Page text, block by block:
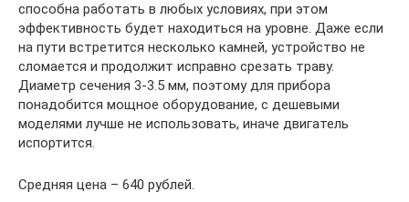
способна работать в любых условиях, при этом
эффективность будет находиться на уровне. Даже если
на пути встретится несколько камней, устройство не
сломается и продолжит исправно срезать траву.
Диаметр сечения 3-3.5 мм, поэтому для прибора
понадобится мощное оборудование, с дешевыми
моделями лучше не использовать, иначе двигатель
испортится.
Средняя цена – 640 рублей.